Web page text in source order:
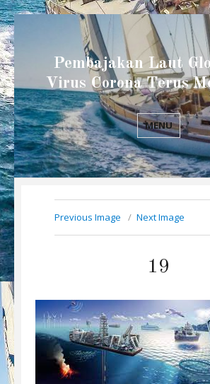
Pembajakan Laut
Virus Corona Terus
MENU
Previous Image Next Image
19